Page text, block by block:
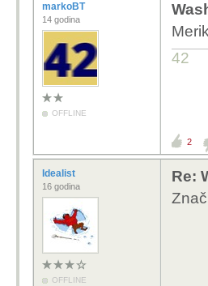
markoBT
14 godina
OFFLINE
42
2
Idealist
16 godina
OFFLINE
Re: